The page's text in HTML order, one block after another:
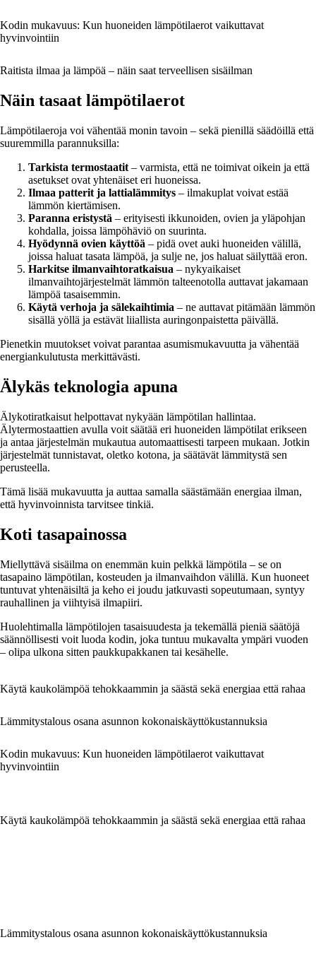
Kodin mukavuus: Kun huoneiden lämpötilaerot vaikuttavat
hyvinvointiin
Raitista ilmaa ja lämpöä – näin saat terveellisen sisäilman
Näin tasaat lämpötilaerot
Lämpötilaeroja voi vähentää monin tavoin – sekä pienillä säädöillä että
suuremmilla parannuksilla:
Tarkista termostaatit – varmista, että ne toimivat oikein ja että
asetukset ovat yhtenäiset eri huoneissa.
Ilmaa patterit ja lattialämmitys – ilmakuplat voivat estää
lämmön kiertämisen.
Paranna eristystä – erityisesti ikkunoiden, ovien ja yläpohjan
kohdalla, joissa lämpöhäviö on suurinta.
Hyödynnä ovien käyttöä – pidä ovet auki huoneiden välillä,
joissa haluat tasata lämpöä, ja sulje ne, jos haluat säilyttää eron.
Harkitse ilmanvaihtoratkaisua – nykyaikaiset
ilmanvaihtojärjestelmät lämmön talteenotolla auttavat jakamaan
lämpöä tasaisemmin.
Käytä verhoja ja sälekaihtimia – ne auttavat pitämään lämmön
sisällä yöllä ja estävät liiallista auringonpaistetta päivällä.
Pienetkin muutokset voivat parantaa asumismukavuutta ja vähentää
energiankulutusta merkittävästi.
Älykäs teknologia apuna
Älykotiratkaisut helpottavat nykyään lämpötilan hallintaa.
Älytermostaattien avulla voit säätää eri huoneiden lämpötilat erikseen
ja antaa järjestelmän mukautua automaattisesti tarpeen mukaan. Jotkin
järjestelmät tunnistavat, oletko kotona, ja säätävät lämmitystä sen
perusteella.
Tämä lisää mukavuutta ja auttaa samalla säästämään energiaa ilman,
että hyvinvoinnista tarvitsee tinkiä.
Koti tasapainossa
Miellyttävä sisäilma on enemmän kuin pelkkä lämpötila – se on
tasapaino lämpötilan, kosteuden ja ilmanvaihdon välillä. Kun huoneet
tuntuvat yhtenäisiltä ja keho ei joudu jatkuvasti sopeutumaan, syntyy
rauhallinen ja viihtyisä ilmapiiri.
Huolehtimalla lämpötilojen tasaisuudesta ja tekemällä pieniä säätöjä
säännöllisesti voit luoda kodin, joka tuntuu mukavalta ympäri vuoden
– olipa ulkona sitten paukkupakkanen tai kesähelle.
Käytä kaukolämpöä tehokkaammin ja säästä sekä energiaa että rahaa
Lämmitystalous osana asunnon kokonaiskäyttökustannuksia
Kodin mukavuus: Kun huoneiden lämpötilaerot vaikuttavat
hyvinvointiin
Käytä kaukolämpöä tehokkaammin ja säästä sekä energiaa että rahaa
Lämmitystalous osana asunnon kokonaiskäyttökustannuksia